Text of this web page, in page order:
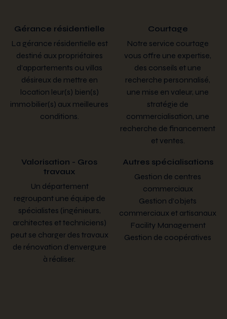
Gérance résidentielle
La gérance résidentielle est
destiné aux propriétaires
d’appartements ou villas
désireux de mettre en
location leur(s) bien(s)
immobilier(s) aux meilleures
conditions.
Courtage
Notre service courtage
vous offre une expertise,
des conseils et une
recherche personnalisé,
une mise en valeur, une
stratégie de
commercialisation, une
recherche de financement
et ventes.
Valorisation - Gros
travaux
Un département
regroupant une équipe de
spécialistes (ingénieurs,
architectes et techniciens)
peut se charger des travaux
de rénovation d’envergure
à réaliser.
Autres spécialisations
Gestion de centres
commerciaux
Gestion d’objets
commerciaux et artisanaux
Facility Management
Gestion de coopératives